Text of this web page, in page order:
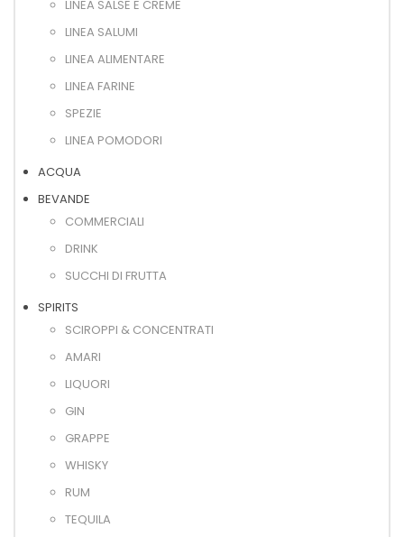
LINEA SALSE E CREME
LINEA SALUMI
LINEA ALIMENTARE
LINEA FARINE
SPEZIE
LINEA POMODORI
ACQUA
BEVANDE
COMMERCIALI
DRINK
SUCCHI DI FRUTTA
SPIRITS
SCIROPPI & CONCENTRATI
AMARI
LIQUORI
GIN
GRAPPE
WHISKY
RUM
TEQUILA